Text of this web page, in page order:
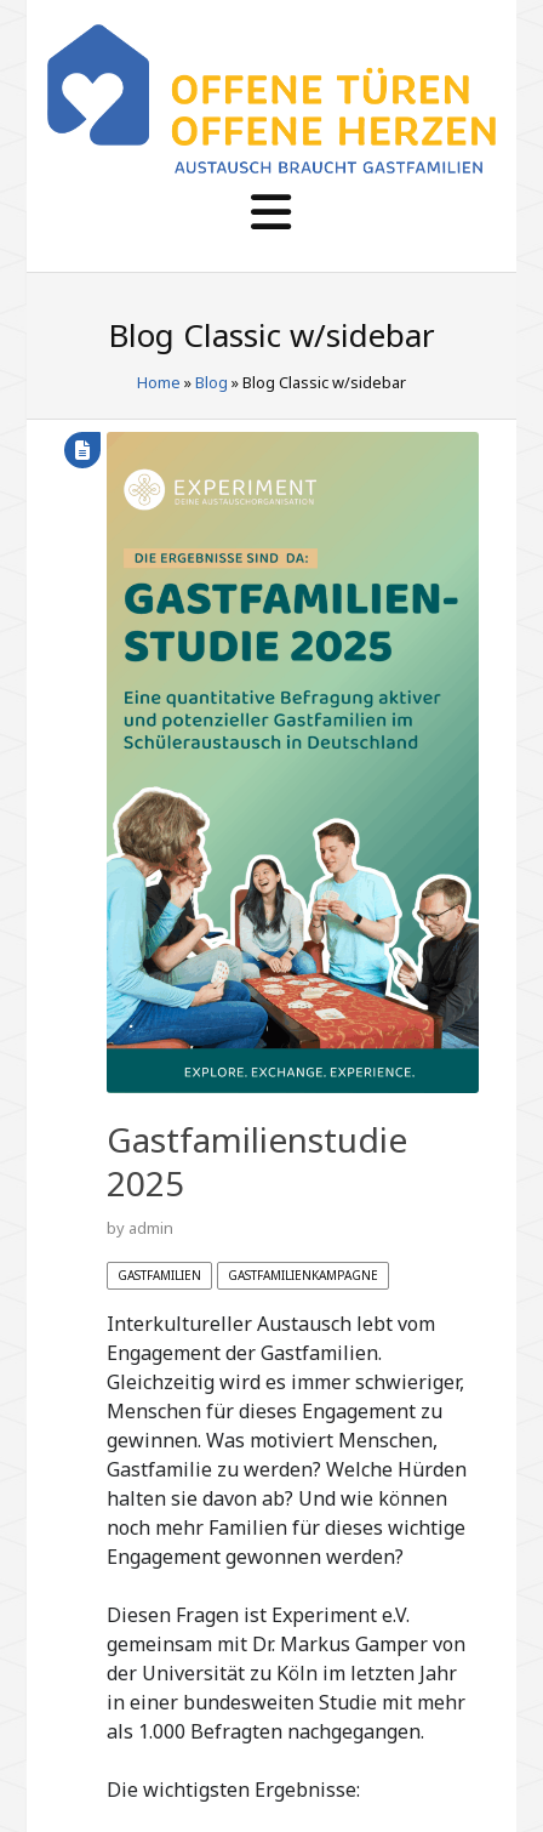
Blog Classic w/sidebar
Home »Blog » Blog Classic w/sidebar
Gastfamilienstudie
2025
by admin
GASTFAMILIEN GASTFAMILIENKAMPAGNE
Interkultureller Austausch lebt vom
Engagement der Gastfamilien.
Gleichzeitig wird es immer schwieriger,
Menschen für dieses Engagement zu
gewinnen. Was motiviert Menschen,
Gastfamilie zu werden? Welche Hürden
halten sie davon ab? Und wie können
noch mehr Familien für dieses wichtige
Engagement gewonnen werden?
Diesen Fragen ist Experiment e.V.
gemeinsam mit Dr. Markus Gamper von
der Universität zu Köln im letzten Jahr
in einer bundesweiten Studie mit mehr
als 1.000 Befragten nachgegangen.
Die wichtigsten Ergebnisse: